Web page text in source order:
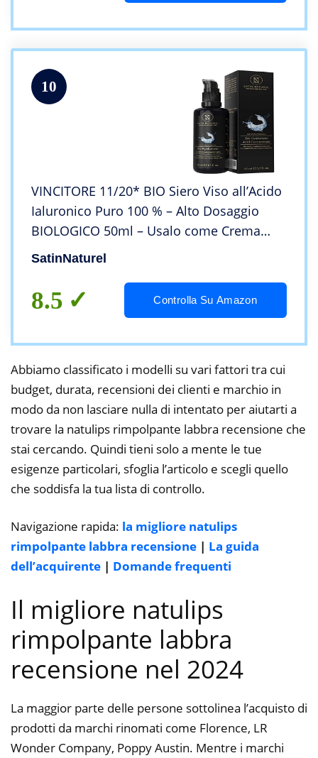
10
VINCITORE 11/20* BIO Siero Viso all’Acido
Ialuronico Puro 100 % – Alto Dosaggio
BIOLOGICO 50ml – Usalo come Crema
Viso Antirughe con Aloe Vera – Illuminante
Germany
SatinNaturel
8.5 Controlla Su Amazon
Abbiamo classificato i modelli su vari fattori tra cui
budget, durata, recensioni dei clienti e marchio in
modo da non lasciare nulla di intentato per aiutarti a
trovare la natulips rimpolpante labbra recensione che
stai cercando. Quindi tieni solo a mente le tue
esigenze particolari, sfoglia l’articolo e scegli quello
che soddisfa la tua lista di controllo.
Navigazione rapida: la migliore natulips
rimpolpante labbra recensione | La guida
dell’acquirente | Domande frequenti
Il migliore natulips
rimpolpante labbra
recensione nel 2024
La maggior parte delle persone sottolinea l’acquisto di
prodotti da marchi rinomati come Florence, LR
Wonder Company, Poppy Austin. Mentre i marchi